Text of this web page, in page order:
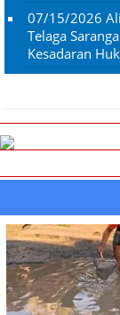
07/15/2026
Telaga
Kesadaran